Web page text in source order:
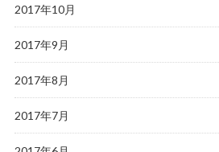
2017年10月
2017年9月
2017年8月
2017年7月